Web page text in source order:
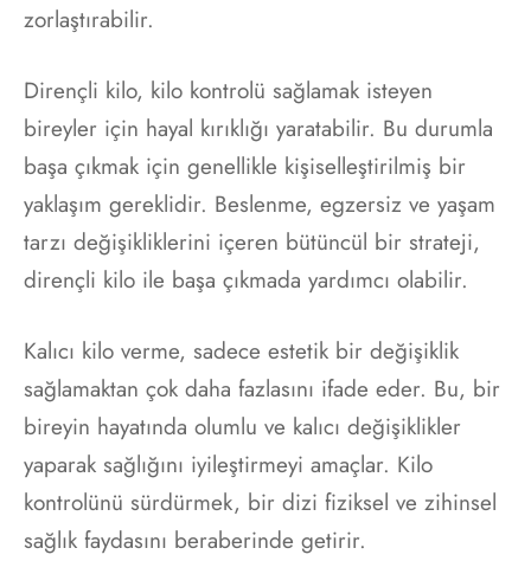
zorlaştırabilir.
Dirençli kilo, kilo kontrolü sağlamak isteyen
bireyler için hayal kırıklığı yaratabilir. Bu durumla
başa çıkmak için genellikle kişiselleştirilmiş bir
yaklaşım gereklidir. Beslenme, egzersiz ve yaşam
tarzı değişikliklerini içeren bütüncül bir strateji,
dirençli kilo ile başa çıkmada yardımcı olabilir.
Kalıcı kilo verme, sadece estetik bir değişiklik
sağlamaktan çok daha fazlasını ifade eder. Bu, bir
bireyin hayatında olumlu ve kalıcı değişiklikler
yaparak sağlığını iyileştirmeyi amaçlar. Kilo
kontrolünü sürdürmek, bir dizi fiziksel ve zihinsel
sağlık faydasını beraberinde getirir.